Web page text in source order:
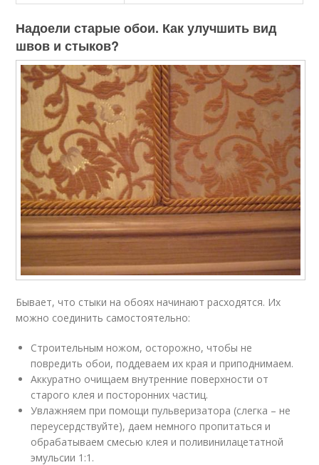
Надоели старые обои. Как улучшить вид
швов и стыков?
Бывает, что стыки на обоях начинают расходятся. Их
можно соединить самостоятельно:
Строительным ножом, осторожно, чтобы не
повредить обои, поддеваем их края и приподнимаем.
Аккуратно очищаем внутренние поверхности от
старого клея и посторонних частиц.
Увлажняем при помощи пульверизатора (слегка – не
переусердствуйте), даем немного пропитаться и
обрабатываем смесью клея и поливинилацетатной
эмульсии 1:1.